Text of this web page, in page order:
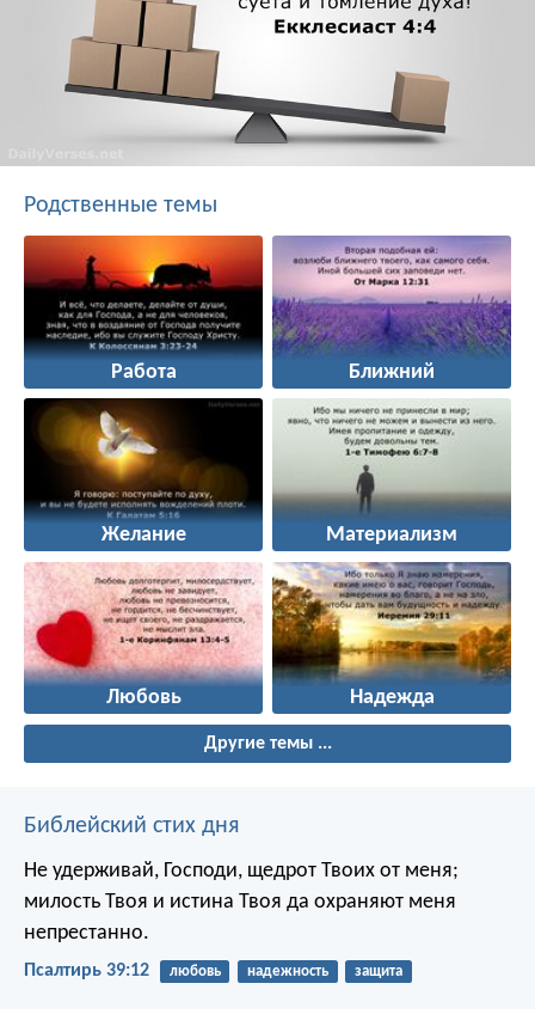
Родственные темы
Работа Ближний
Желание Материализм
Любовь Надежда
Другие темы ...
Библейский стих дня
Не удерживай, Господи, щедрот Твоих от меня;
милость Твоя и истина Твоя да охраняют меня
непрестанно.
Псалтирь 39:12 любовь надежность защита